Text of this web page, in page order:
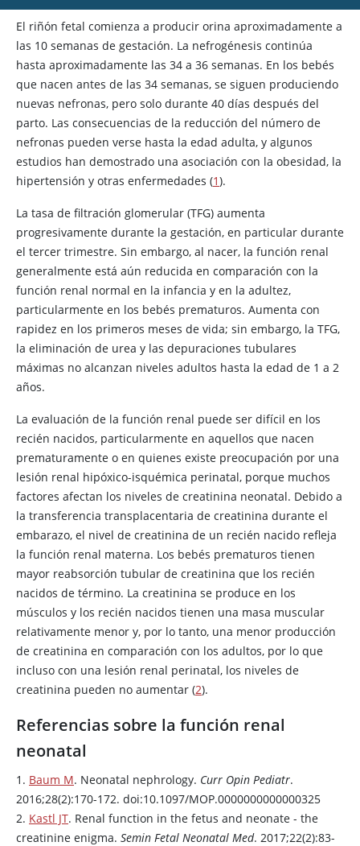
El riñón fetal comienza a producir orina aproximadamente a
las 10 semanas de gestación. La nefrogénesis continúa
hasta aproximadamente las 34 a 36 semanas. En los bebés
que nacen antes de las 34 semanas, se siguen produciendo
nuevas nefronas, pero solo durante 40 días después del
parto. Las consecuencias de la reducción del número de
nefronas pueden verse hasta la edad adulta, y algunos
estudios han demostrado una asociación con la obesidad, la
hipertensión y otras enfermedades (1).
La tasa de filtración glomerular (TFG) aumenta
progresivamente durante la gestación, en particular durante
el tercer trimestre. Sin embargo, al nacer, la función renal
generalmente está aún reducida en comparación con la
función renal normal en la infancia y en la adultez,
particularmente en los bebés prematuros. Aumenta con
rapidez en los primeros meses de vida; sin embargo, la TFG,
la eliminación de urea y las depuraciones tubulares
máximas no alcanzan niveles adultos hasta la edad de 1 a 2
años.
La evaluación de la función renal puede ser difícil en los
recién nacidos, particularmente en aquellos que nacen
prematuramente o en quienes existe preocupación por una
lesión renal hipóxico-isquémica perinatal, porque muchos
factores afectan los niveles de creatinina neonatal. Debido a
la transferencia transplacentaria de creatinina durante el
embarazo, el nivel de creatinina de un recién nacido refleja
la función renal materna. Los bebés prematuros tienen
mayor reabsorción tubular de creatinina que los recién
nacidos de término. La creatinina se produce en los
músculos y los recién nacidos tienen una masa muscular
relativamente menor y, por lo tanto, una menor producción
de creatinina en comparación con los adultos, por lo que
incluso con una lesión renal perinatal, los niveles de
creatinina pueden no aumentar (2).
Referencias sobre la función renal
neonatal
1. Baum M. Neonatal nephrology. Curr Opin Pediatr.
2016;28(2):170-172. doi:10.1097/MOP.0000000000000325
2. Kastl JT. Renal function in the fetus and neonate - the
creatinine enigma. Semin Fetal Neonatal Med. 2017;22(2):83-